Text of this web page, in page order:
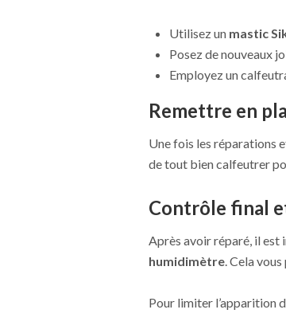
Utilisez un mastic
Posez de nouveaux
Employez un
Remettre en
Une fois les réparations
de tout bien calfeutrer
Contrôle final
Après avoir réparé, il est
humidimètre. Cela
Pour limiter l’apparition